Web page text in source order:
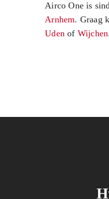
Airco One is
Arnhem. Graag
Udenof Wijchen